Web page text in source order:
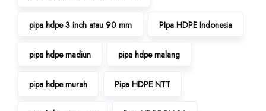
pipa hdpe 3 inch atau 90 mm PIpa HDPE Indonesia
pipa hdpe madiun pipa hdpe malang
pipa hdpe murah Pipa HDPE NTT